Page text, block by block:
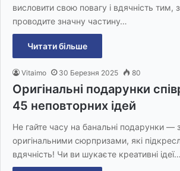
висловити свою повагу і вдячність тим,
проводите значну частину…
Читати більше
Vitaimo 30 Березня 2025 80
Оригінальні подарунки
45 неповторних ідей
Не гайте часу на банальні подарунки —
оригінальними сюрпризами, які
вдячність! Чи ви шукаєте креативні ідеї…